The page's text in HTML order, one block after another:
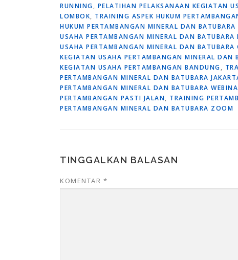
RUNNING, PELATIHAN PELAKSANAAN KEGIATAN
LOMBOK, TRAINING ASPEK HUKUM
HUKUM PERTAMBANGAN MINERAL DAN BATUBARA
USAHA PERTAMBANGAN MINERAL DAN BATUBARA
USAHA PERTAMBANGAN MINERAL DAN BATUBARA
KEGIATAN USAHA PERTAMBANGAN MINERAL
KEGIATAN USAHA PERTAMBANGAN BANDUNG,
PERTAMBANGAN MINERAL DAN BATUBARA
PERTAMBANGAN MINERAL DAN BATUBARA
PERTAMBANGAN PASTI JALAN, TRAINING
PERTAMBANGAN MINERAL DAN BATUBARA ZOOM
TINGGALKAN BALASAN
KOMENTAR *